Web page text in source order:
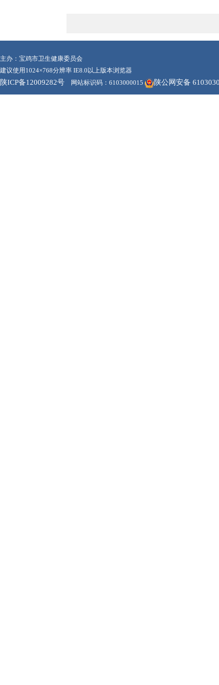
主办：宝鸡市卫生健康委员会
建议使用1024×768分辨率 IE8.0以上版本浏览器
陕ICP备12009282号 网站标识码：6103000015 陕公网安备